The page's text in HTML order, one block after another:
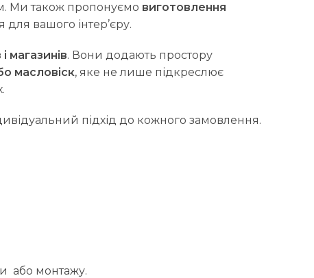
Ми також пропонуємо виготовлення
вашого інтер’єру.
магазинів. Вони додають простору
масловіск, яке не лише підкреслює
підхід до кожного замовлення.
або монтажу.